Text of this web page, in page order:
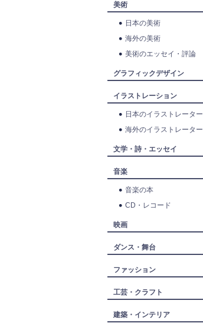
美術
日本の美術
海外の美術
美術のエッセイ・評論
グラフィックデザイン
イラストレーション
日本のイラストレーター
海外のイラストレーター
文学・詩・エッセイ
音楽
音楽の本
CD・レコード
映画
ダンス・舞台
ファッション
工芸・クラフト
建築・インテリア